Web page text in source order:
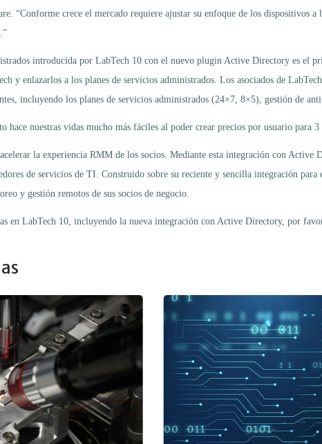
“Conforme crece el mercado requiere ajustar su enfoque de los dispositivos
introducida por LabTech 10 con el nuevo plugin Active Directory es el
y enlazarlos a los planes de servicios administrados. Los asociados de
incluyendo los planes de servicios administrados (24×7, 8×5), gestión de
hace nuestras vidas mucho más fáciles al poder crear precios por usuario
la experiencia RMM de los socios. Mediante esta integración con
de servicios de TI. Construido sobre su reciente y sencilla integración
y gestión remotos de sus socios de negocio.
en LabTech 10, incluyendo la nueva integración con Active Directory, por